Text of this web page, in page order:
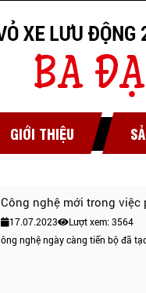
GIỚI THIỆU
Công nghệ mới trong việc
17.07.2023
Lượt xem: 3564
ông nghệ ngày càng tiến bộ đã